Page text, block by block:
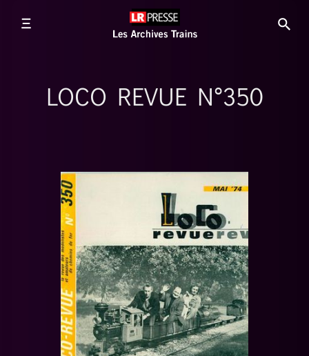
LOCO REVUE N°350